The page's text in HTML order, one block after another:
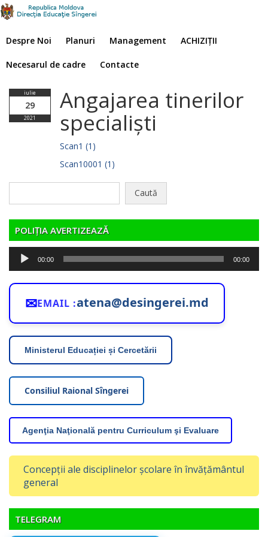
Despre Noi Planuri Management ACHIZIȚII
Necesarul de cadre Contacte
iulie
29
2021
Angajarea tinerilor
specialiști
Scan1 (1)
Scan10001 (1)
POLIȚIA AVERTIZEAZĂ
Player
audio
00:00 00:00
✉EMAIL :atena@desingerei.md
Ministerul Educației și Cercetării
Consiliul Raional Sîngerei
Agenţia Naţională pentru Curriculum şi Evaluare
Concepții ale disciplinelor școlare în învățământul
general
TELEGRAM